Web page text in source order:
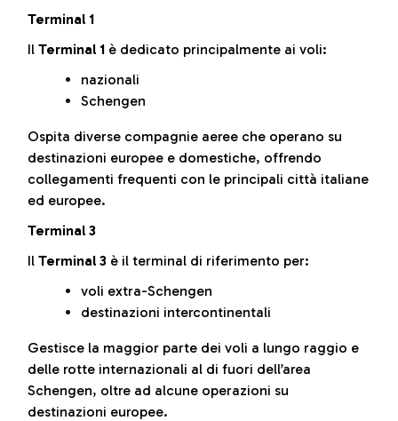
Terminal 1
Il Terminal 1 è dedicato principalmente ai voli:
nazionali
Schengen
Ospita diverse compagnie aeree che operano su
destinazioni europee e domestiche, offrendo
collegamenti frequenti con le principali città italiane
ed europee.
Terminal 3
Il Terminal 3 è il terminal di riferimento per:
voli extra-Schengen
destinazioni intercontinentali
Gestisce la maggior parte dei voli a lungo raggio e
delle rotte internazionali al di fuori dell’area
Schengen, oltre ad alcune operazioni su
destinazioni europee.